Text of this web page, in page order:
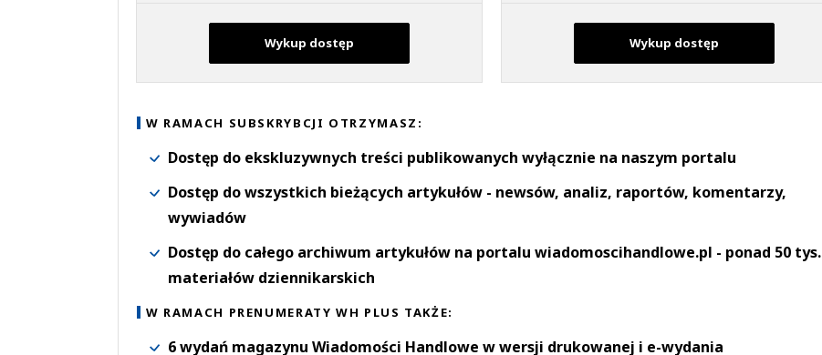
Wykup dostęp Wykup dostęp
W RAMACH SUBSKRYBCJI OTRZYMASZ:
Dostęp do ekskluzywnych treści publikowanych wyłącznie na naszym portalu
Dostęp do wszystkich bieżących artykułów - newsów, analiz, raportów, komentarzy,
wywiadów
Dostęp do całego archiwum artykułów na portalu wiadomoscihandlowe.pl - ponad 50 tys.
materiałów dziennikarskich
W RAMACH PRENUMERATY WH PLUS TAKŻE:
6 wydań magazynu Wiadomości Handlowe w wersji drukowanej i e-wydania